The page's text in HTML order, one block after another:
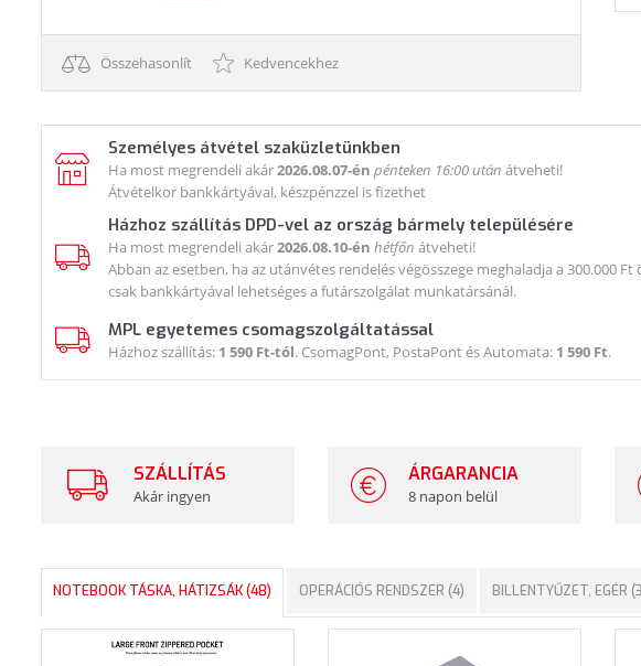
Összehasonlít Kedvencekhez
Személyes átvétel szaküzletünkben
Ha most megrendeli akár2026.08.07-én pénteken 16:00 után átveheti!
Átvételkor bankkártyával, készpénzzel is fizethet
Házhoz szállítás DPD-vel az ország bármely településére
Ha most megrendeli akár2026.08.10-én hétfőn átveheti!
Abban az esetben, ha az utánvétes rendelés végösszege meghaladja a 300.000
csak bankkártyával lehetséges a futárszolgálat munkatársánál.
MPL egyetemes csomagszolgáltatással
Házhoz szállítás: 1 590 Ft-tól. CsomagPont, PostaPont és Automata: 1 590 Ft.
SZÁLLÍTÁS
Akár ingyen
ÁRGARANCIA
8 napon belül
NOTEBOOK TÁSKA, HÁTIZSÁK (48) OPERÁCIÓS RENDSZER (4) BILLENTYŰZET, EGÉR